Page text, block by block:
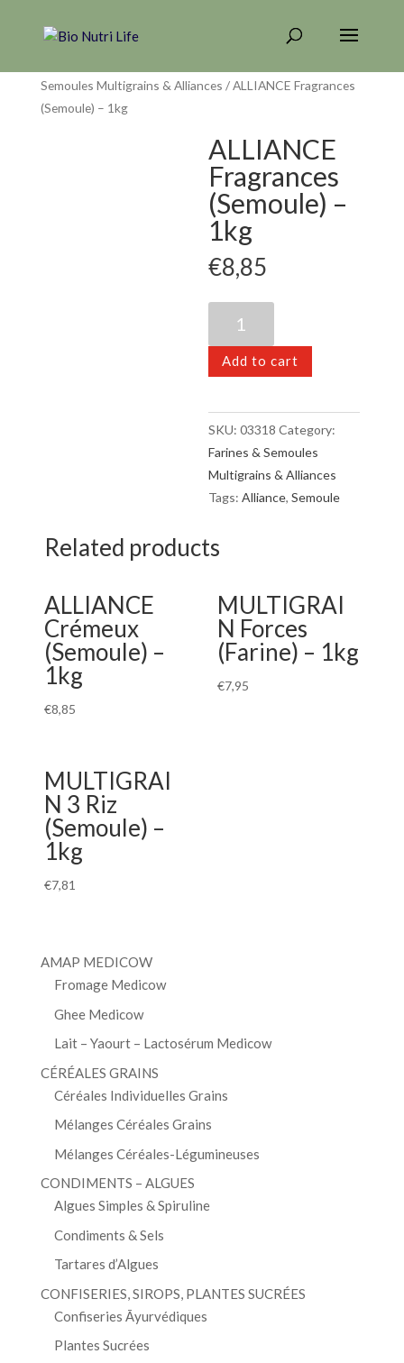
Semoules Multigrains & Alliances / ALLIANCE Fragrances
(Semoule) – 1kg
ALLIANCE
Fragrances
(Semoule) –
1kg
€8,85
Fragrances
(Semoule)
-
quantity
Add to cart
SKU: 03318 Category:
Farines & Semoules
Multigrains & Alliances
Tags: Alliance, Semoule
Related products
ALLIANCE
Crémeux
(Semoule) –
1kg
€8,85
MULTIGRAI
N Forces
(Farine) – 1kg
€7,95
MULTIGRAI
N 3 Riz
(Semoule) –
1kg
€7,81
AMAP MEDICOW
Fromage Medicow
Ghee Medicow
Lait – Yaourt – Lactosérum Medicow
CÉRÉALES GRAINS
Céréales Individuelles Grains
Mélanges Céréales Grains
Mélanges Céréales-Légumineuses
CONDIMENTS – ALGUES
Algues Simples & Spiruline
Condiments & Sels
Tartares d’Algues
CONFISERIES, SIROPS, PLANTES SUCRÉES
Confiseries Āyurvédiques
Plantes Sucrées